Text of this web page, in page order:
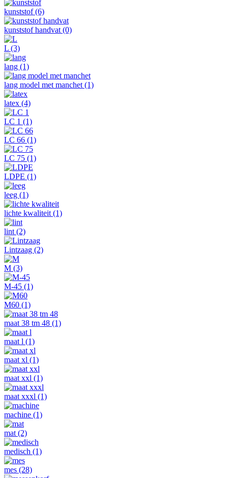
kunststof(6)
kunststof handvat (0)
L (3)
lang (1)
lang model met manchet (1)
latex (4)
LC 1 (1)
LC 66 (1)
LC 75 (1)
LDPE (1)
leeg (1)
lichte kwaliteit (1)
lint (2)
Lintzaag (2)
M (3)
M-45 (1)
M60 (1)
maat 38 tm 48 (1)
maat l (1)
maat xl (1)
maat xxl (1)
maat xxxl (1)
machine (1)
mat (2)
medisch (1)
mes (28)